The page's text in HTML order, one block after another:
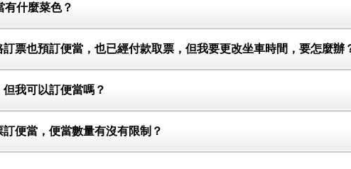
有什麼菜色？
票也預訂便當，也已經付款取票，但我要更改坐車時間，要怎麼辦
我可以訂便當嗎？
便當，便當數量有沒有限制？